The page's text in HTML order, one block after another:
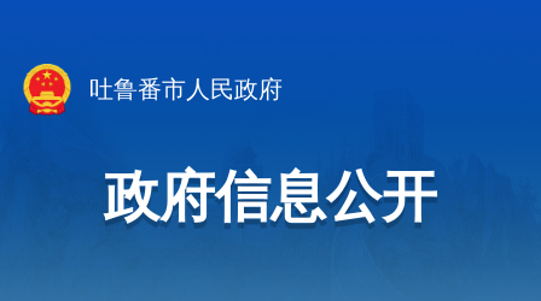
吐鲁番市人民政府
政府信息公开